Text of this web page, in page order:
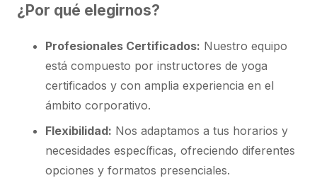
¿Por qué elegirnos?
Profesionales Certificados: Nuestro equipo
está compuesto por instructores de yoga
certificados y con amplia experiencia en el
ámbito corporativo.
Flexibilidad: Nos adaptamos a tus horarios y
necesidades específicas, ofreciendo diferentes
opciones y formatos presenciales.